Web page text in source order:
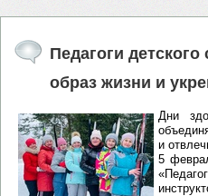
Педагоги
образ жизни и
Дни
и
⁣5